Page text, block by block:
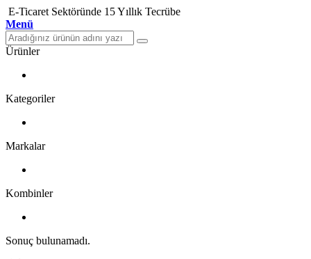
E-Ticaret Sektöründe 15 Yıllık Tecrübe
Menü
Ürünler
Kategoriler
Markalar
Kombinler
Sonuç bulunamadı.